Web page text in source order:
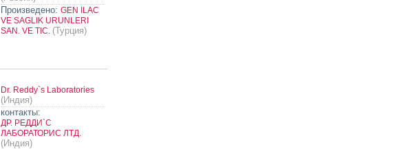
Произведено: GEN ILAC
VE SAGLIK URUNLERI
SAN. VE TIC. (Турция)
Dr. Reddy`s Laboratories
(Индия)
контакты:
ДР. РЕДДИ`С
ЛАБОРАТОРИС ЛТД.
(Индия)